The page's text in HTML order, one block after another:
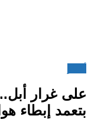
على غرار
بتعمد إبطاء